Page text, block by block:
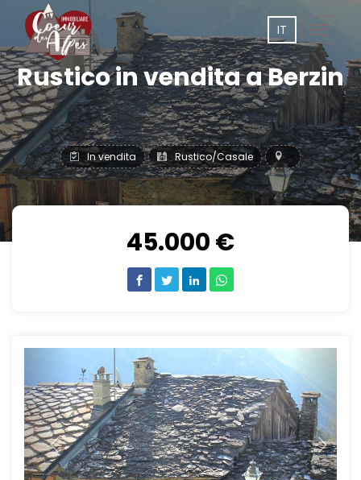
Toggle
IT
Rustico in vendita a Berzin
In vendita Rustico/Casale
45.000 €
Previous